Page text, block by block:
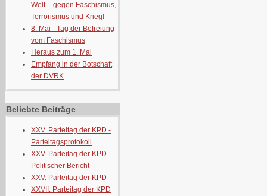
Welt – gegen Faschismus,
Terrorismus und Krieg!
8. Mai - Tag der Befreiung
vom Faschismus
Heraus zum 1. Mai
Empfang in der Botschaft
der DVRK
Beliebte Beiträge
XXV. Parteitag der KPD -
Parteitagsprotokoll
XXV. Parteitag der KPD -
Politischer Bericht
XXV. Parteitag der KPD
XXVII. Parteitag der KPD